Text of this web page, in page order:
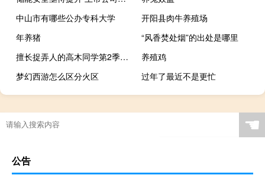
中山市有哪些公办专科大学
开阳县肉牛养殖场
年养猪
“风香焚处烟”的出处是哪里
擅长捉弄人的高木同学第2季（擅长捉弄人的高木同学百度云）
养殖鸡
梦幻西游怎么区分火区
过年了最近不是更忙
☚
公告